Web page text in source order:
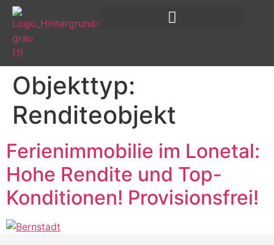
Objekttyp:
Renditeobjekt
Ferienimmobilie im Lonetal:
Hohe Rendite und Top-
Konditionen! Provisionsfrei!